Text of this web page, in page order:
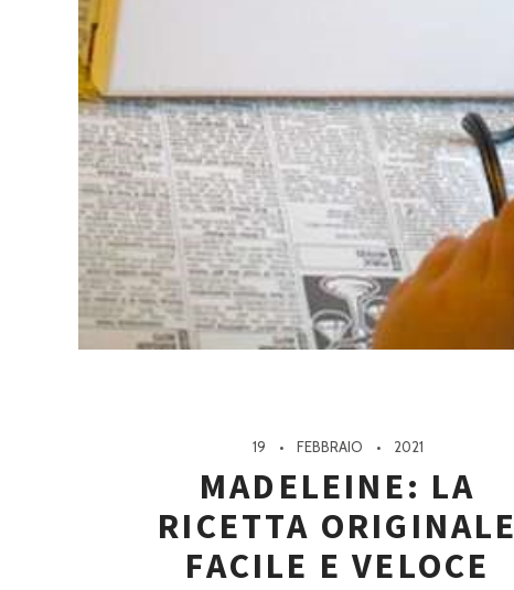
19 FEBBRAIO 2021
MADELEINE: LA
RICETTA ORIGINALE
FACILE E VELOCE